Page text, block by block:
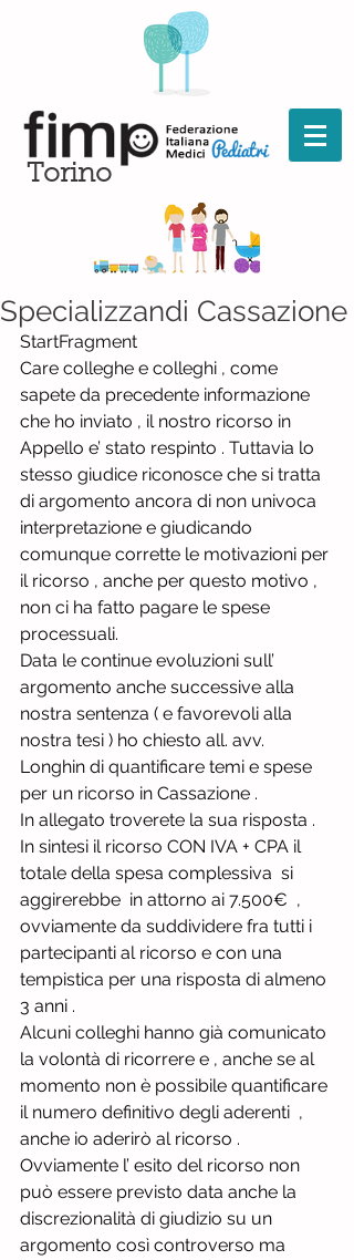
Torino
Specializzandi Cassazione
StartFragment
Care colleghe e colleghi , come
sapete da precedente informazione
che ho inviato , il nostro ricorso in
Appello e’ stato respinto . Tuttavia lo
stesso giudice riconosce che si tratta
di argomento ancora di non univoca
interpretazione e giudicando
comunque corrette le motivazioni per
il ricorso , anche per questo motivo ,
non ci ha fatto pagare le spese
processuali.
Data le continue evoluzioni sull’
argomento anche successive alla
nostra sentenza ( e favorevoli alla
nostra tesi ) ho chiesto all. avv.
Longhin di quantificare temi e spese
per un ricorso in Cassazione .
In allegato troverete la sua risposta .
In sintesi il ricorso CON IVA + CPA il
totale della spesa complessiva  si
aggirerebbe  in attorno ai 7.500€  ,
ovviamente da suddividere fra tutti i
partecipanti al ricorso e con una
tempistica per una risposta di almeno
3 anni .
Alcuni colleghi hanno già comunicato
la volontà di ricorrere e , anche se al
momento non è possibile quantificare
il numero definitivo degli aderenti  ,
anche io aderirò al ricorso .
Ovviamente l’ esito del ricorso non
può essere previsto data anche la
discrezionalità di giudizio su un
argomento così controverso ma